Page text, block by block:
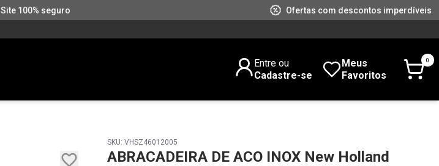
Site 100% seguro
Ofertas com descontos imperdíveis
Entre ou
Cadastre-se
Meus
Favoritos
0
SKU: VHSZ46012005
ABRACADEIRA DE ACO INOX New Holland